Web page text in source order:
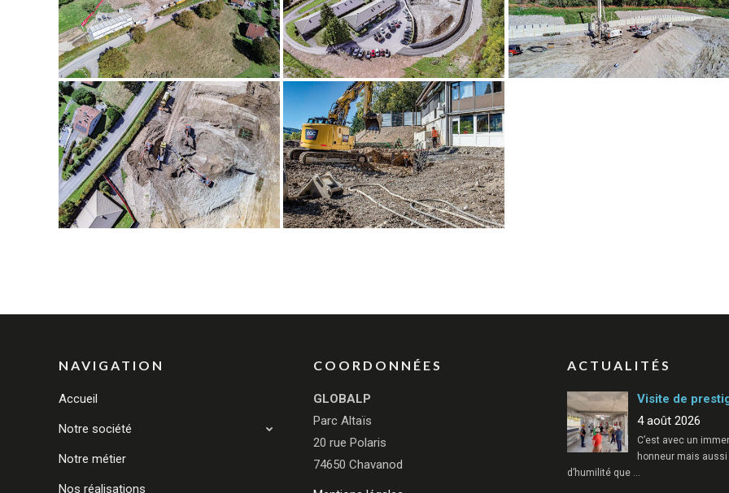
NAVIGATION
Accueil
Notre société
Notre métier
Nos réalisations
COORDONNÉES
GLOBALP
Parc Altaïs
20 rue Polaris
74650 Chavanod
ACTUALITÉS
Visite de
4 août 2026
C’est avec un
honneur mais
d’humilité que …